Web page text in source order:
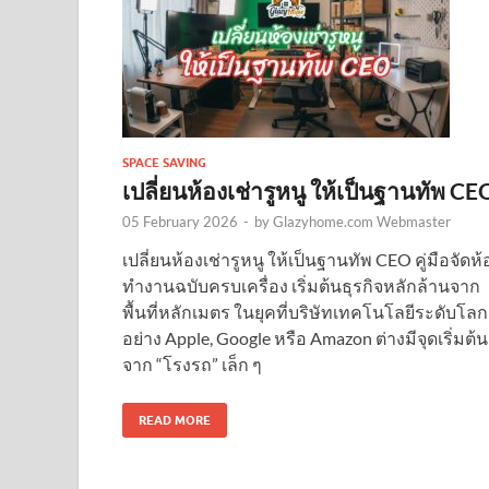
SPACE SAVING
เปลี่ยนห้องเช่ารูหนู ให้เป็นฐานทัพ
05 February 2026 - byGlazyhome.com Webmaster
เปลี่ยนห้องเช่ารูหนู ให้เป็นฐานทัพ CEO คู่มือจัดห้
ทำงานฉบับครบเครื่อง เริ่มต้นธุรกิจหลักล้านจาก
พื้นที่หลักเมตร ในยุคที่บริษัทเทคโนโลยีระดับโลก
อย่าง Apple, Google หรือ Amazon ต่างมีจุดเริ่มต้น
จาก “โรงรถ” เล็ก ๆ
READ MORE